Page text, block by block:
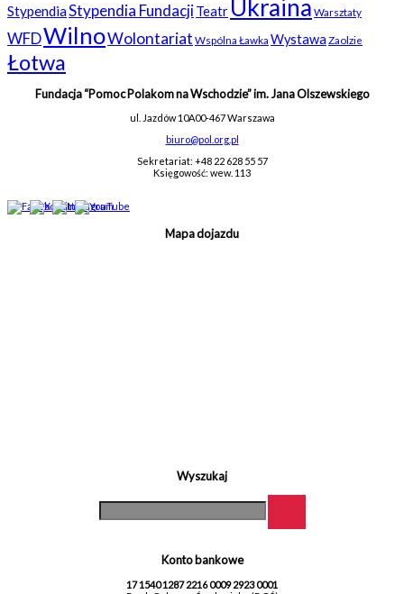
StypendiaStypendia FundacjiTeatr Ukraina Warsztaty
WFDWilnoWolontariat Wspólna Ławka Wystawa Zaolzie
Łotwa
Fundacja “Pomoc Polakom na Wschodzie” im. Jana Olszewskiego
ul. Jazdów 10A00-467 Warszawa
biuro@pol.org.pl
Sekretariat: +48 22 628 55 57
Księgowość: wew. 113
Mapa dojazdu
Wyszukaj
Konto bankowe
17 1540 1287 2216 0009 2923 0001